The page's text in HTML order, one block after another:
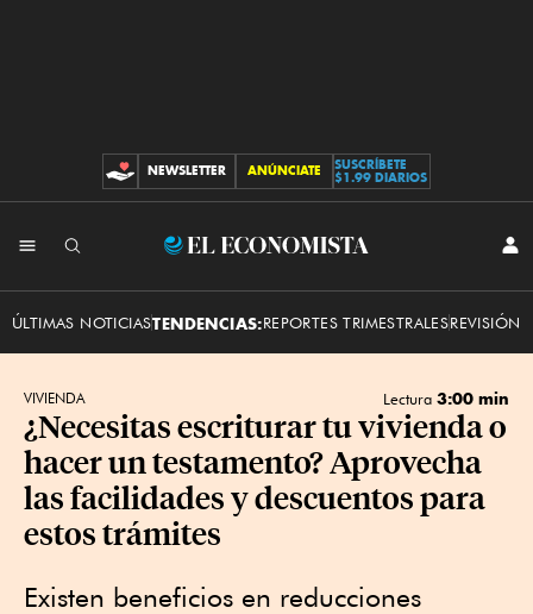
CONTRIBUCIONES
NEWSLETTER ANÚNCIATE
SUSCRÍBETE
$1.99 DIARIOS
El
ÚLTIMAS NOTICIASTENDENCIAS:REPORTES TRIMESTRALESREVISIÓN
VIVIENDA Lectura 3:00 min
¿Necesitas escriturar tu vivienda o
hacer un testamento? Aprovecha
las facilidades y descuentos para
estos trámites
Existen beneficios en reducciones